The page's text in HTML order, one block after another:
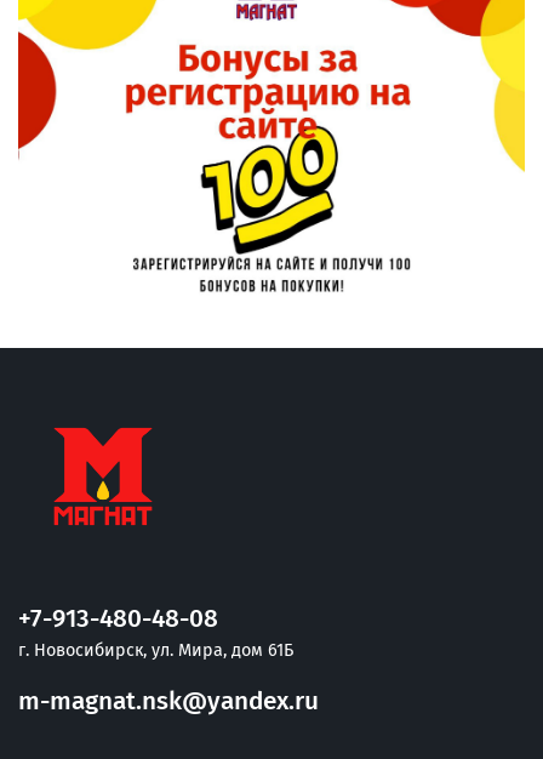
+7-913-480-48-08
г. Новосибирск, ул. Мира, дом 61Б
m-magnat.nsk@yandex.ru